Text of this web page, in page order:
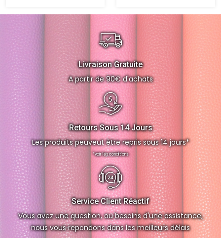
Livraison Gratuite
A partir de 90€ d'achats
Retours Sous 14 Jours
Les produits peuveut être repris sous 14 jours*
*voir les conditions
Service Client Réactif
Vous avez une question, ou besoins d'une assistance,
nous vous repondons dans les meilleurs délais